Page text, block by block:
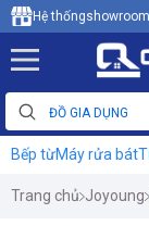
Hệ thốngshowroom
Bếp từMáy rửa bát
Trang chủ Joyoung